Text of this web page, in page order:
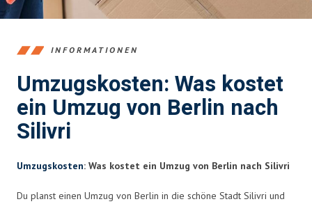
INFORMATIONEN
Umzugskosten: Was kostet
ein Umzug von Berlin nach
Silivri
Umzugskosten: Was kostet ein Umzug von Berlin nach Silivri
Du planst einen Umzug von Berlin in die schöne Stadt Silivri und